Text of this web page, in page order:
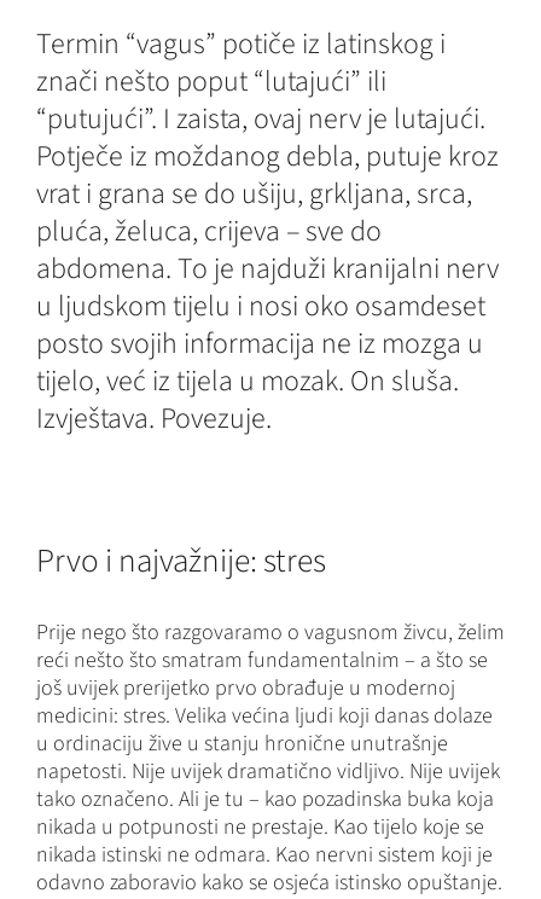
Termin “vagus” potiče iz latinskog i
znači nešto poput “lutajući” ili
“putujući”. I zaista, ovaj nerv je lutajući.
Potječe iz moždanog debla, putuje kroz
vrat i grana se do ušiju, grkljana, srca,
pluća, želuca, crijeva – sve do
abdomena. To je najduži kranijalni nerv
u ljudskom tijelu i nosi oko osamdeset
posto svojih informacija ne iz mozga u
tijelo, već iz tijela u mozak. On sluša.
Izvještava. Povezuje.
Prvo i najvažnije: stres
Prije nego što razgovaramo o vagusnom živcu, želim
reći nešto što smatram fundamentalnim – a što se
još uvijek prerijetko prvo obrađuje u modernoj
medicini: stres. Velika većina ljudi koji danas dolaze
u ordinaciju žive u stanju hronične unutrašnje
napetosti. Nije uvijek dramatično vidljivo. Nije uvijek
tako označeno. Ali je tu – kao pozadinska buka koja
nikada u potpunosti ne prestaje. Kao tijelo koje se
nikada istinski ne odmara. Kao nervni sistem koji je
odavno zaboravio kako se osjeća istinsko opuštanje.